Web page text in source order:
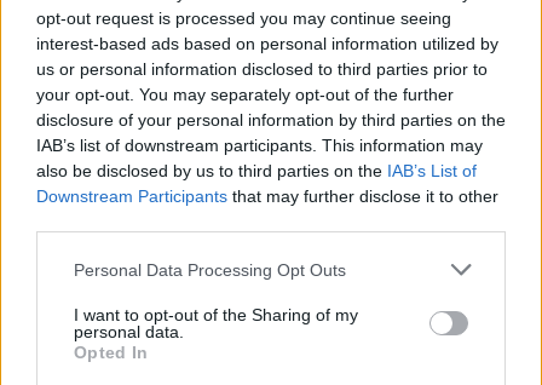
opt-out request is processed you may continue seeing
interest-based ads based on personal information utilized by
us or personal information disclosed to third parties prior to
your opt-out. You may separately opt-out of the further
disclosure of your personal information by third parties on the
IAB’s list of downstream participants. This information may
also be disclosed by us to third parties on the IAB’s List of
Downstream Participants that may further disclose it to other
Please note that this website/app uses one or more Google
not limited to your visit or usage behaviour. You may click to
grant or deny consent to Google and its third-party tags to
use your data for below specified purposes in below Google
Personal Data Processing Opt Outs
I want to opt-out of the Sharing of my
personal data.
Opted In
διατηρεί την έκπτωση που αντιστοιχεί στηναρχική
δήλωσηγια το αρχικό ποσό, ενώ για τον πρόσθετο
φόρο εφαρμόζεται το ποσοστό έκπτωσης που
ισχύει κατά τον χρόνο υποβολής της
τροποποιητικής.
των διαδικασιών και την ταχύτερη επιστροφή ή
εκκαθάριση φόρου.